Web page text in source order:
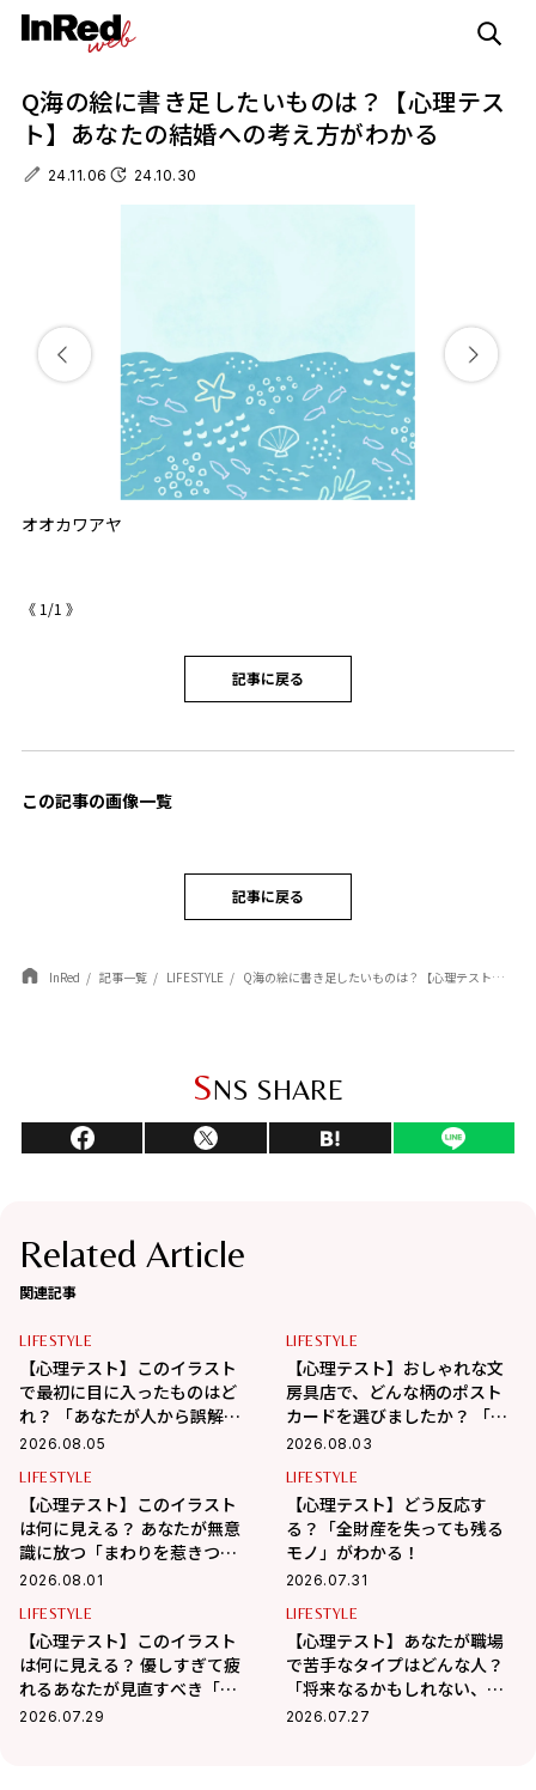
Q海の絵に書き足したいものは？【心理テス
ト】あなたの結婚への考え方がわかる
24.11.06 24.10.30
オオカワアヤ
《 1 /1 》
記事に戻る
この記事の画像一覧
記事に戻る
InRed 記事一覧 LIFESTYLE Q海の絵に書き足したいものは？【心理テスト】あなたの結婚への考え方がわかる
SNS SHARE
Related Article
関連記事
LIFESTYLE
【心理テスト】このイラスト
で最初に目に入ったものはど
れ？ 「あなたが人から誤解さ
れやすいところ」がわかる！
2026.08.05
LIFESTYLE
【心理テスト】おしゃれな文
房具店で、どんな柄のポスト
カードを選びましたか？ 「あ
なたが心の奥で大切にしてい
2026.08.03
LIFESTYLE
【心理テスト】このイラスト
は何に見える？ あなたが無意
識に放つ「まわりを惹きつけ
る魅力」がわかる！
2026.08.01
LIFESTYLE
【心理テスト】どう反応す
る？「全財産を失っても残る
モノ」がわかる！
2026.07.31
LIFESTYLE
【心理テスト】このイラスト
は何に見える？ 優しすぎて疲
れるあなたが見直すべき「人
間関係のディスタンス」がわ
2026.07.29
LIFESTYLE
【心理テスト】あなたが職場
で苦手なタイプはどんな人？
「将来なるかもしれない、イ
ヤな自分の姿」がわかる！
2026.07.27